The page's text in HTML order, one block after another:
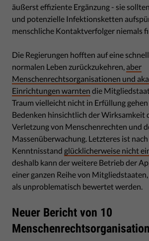
äußerst effiziente Ergänzung - sie
und potenzielle Infektionsketten
menschliche Kontaktverfolger niemals
Die Regierungen hofften auf eine
normalen Leben zurückzukehren, aber
Menschenrechtsorganisationen und
Einrichtungen warnten die
Traum vielleicht nicht in Erfüllung gehen
Bedenken hinsichtlich der Wirksamkeit
Verletzung von Menschenrechten und
Massenüberwachung. Letzteres ist
Kenntnisstand glücklicherweise nicht
deshalb kann der weitere Betrieb der
einer ganzen Reihe von
als unproblematisch bewertet werden.
Neuer Bericht von 10